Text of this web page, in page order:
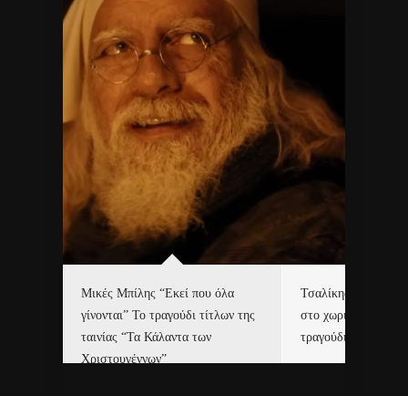
Μικές Μπίλης “Εκεί που όλα
γίνονται” Το τραγούδι τίτλων της
ταινίας “Τα Κάλαντα των
Χριστουγέννων”
Τσαλίκης,
στο χωριό του Άι
τραγούδι και video